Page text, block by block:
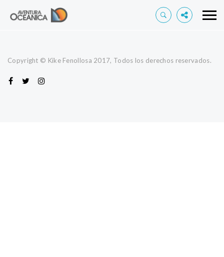
Copyright © Kike Fenollosa 2017, Todos los derechos reservados.